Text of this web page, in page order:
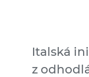
Italská
z